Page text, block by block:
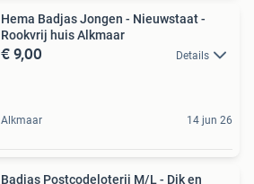
Hema Badjas Jongen - Nieuwstaat -
Rookvrij huis Alkmaar
€ 9,00 Details
Alkmaar 14 jun 26
Badjas Postcodeloterij M/L - Dik en